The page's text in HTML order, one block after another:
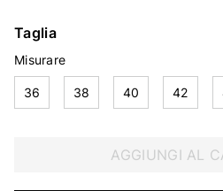
Taglia
Misurare
36 38 40 42
AGGIUNGI AL